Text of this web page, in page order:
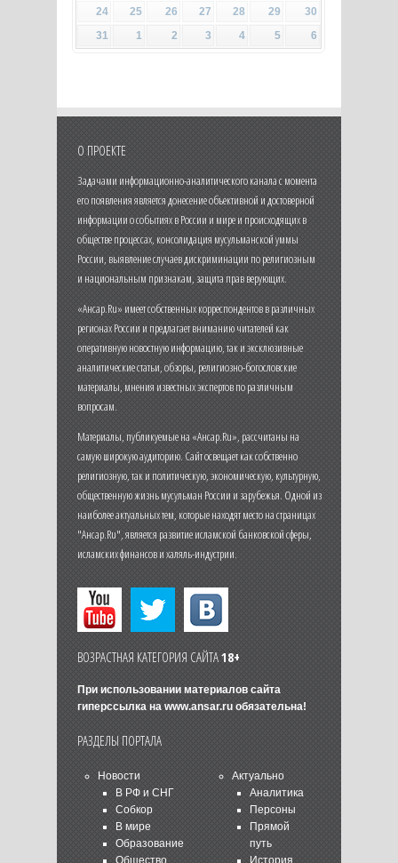
24
25 26 27 28 29
30
31
1 2 3 4 5 6
О ПРОЕКТЕ
Задачами информационно-аналитического канала с момента
его появления является донесение объективной и достоверной
информации о событиях в России и мире и происходящих в
обществе процессах, консолидация мусульманской уммы
России, выявление случаев дискриминации по религиозным
и национальным признакам, защита прав верующих.
«Ансар.Ru» имеет собственных корреспондентов в различных
регионах России и предлагает вниманию читателей как
оперативную новостную информацию, так и эксклюзивные
аналитические статьи, обзоры, религиозно-богословские
материалы, мнения известных экспертов по различным
вопросам.
Материалы, публикуемые на «Ансар.Ru», рассчитаны на
самую широкую аудиторию. Сайт освещает как собственно
религиозную, так и политическую, экономическую, культурную,
общественную жизнь мусульман России и зарубежья. Одной из
наиболее актуальных тем, которые находят место на страницах
"Ансар.Ru", является развитие исламской банковской сферы,
исламских финансов и халяль-индустрии.
ВОЗРАСТНАЯ КАТЕГОРИЯ САЙТА18+
При использовании материалов сайта
гиперссылка на www.ansar.ruобязательна!
РАЗДЕЛЫ ПОРТАЛА
Новости
В РФ и СНГ
Собкор
В мире
Образование
Общество
Актуально
Аналитика
Персоны
Прямой
путь
История